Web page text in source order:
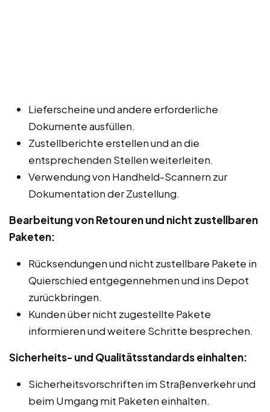
Lieferscheine und andere erforderliche
Dokumente ausfüllen.
Zustellberichte erstellen und an die
entsprechenden Stellen weiterleiten.
Verwendung von Handheld-Scannern zur
Dokumentation der Zustellung.
Bearbeitung von Retouren und nicht zustellbaren
Paketen:
Rücksendungen und nicht zustellbare Pakete in
Quierschied entgegennehmen und ins Depot
zurückbringen.
Kunden über nicht zugestellte Pakete
informieren und weitere Schritte besprechen.
Sicherheits- und Qualitätsstandards einhalten:
Sicherheitsvorschriften im Straßenverkehr und
beim Umgang mit Paketen einhalten.